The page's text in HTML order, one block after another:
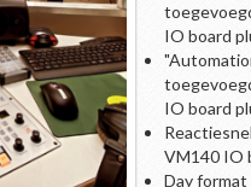
IO board
IO board
VM140 IO
Day